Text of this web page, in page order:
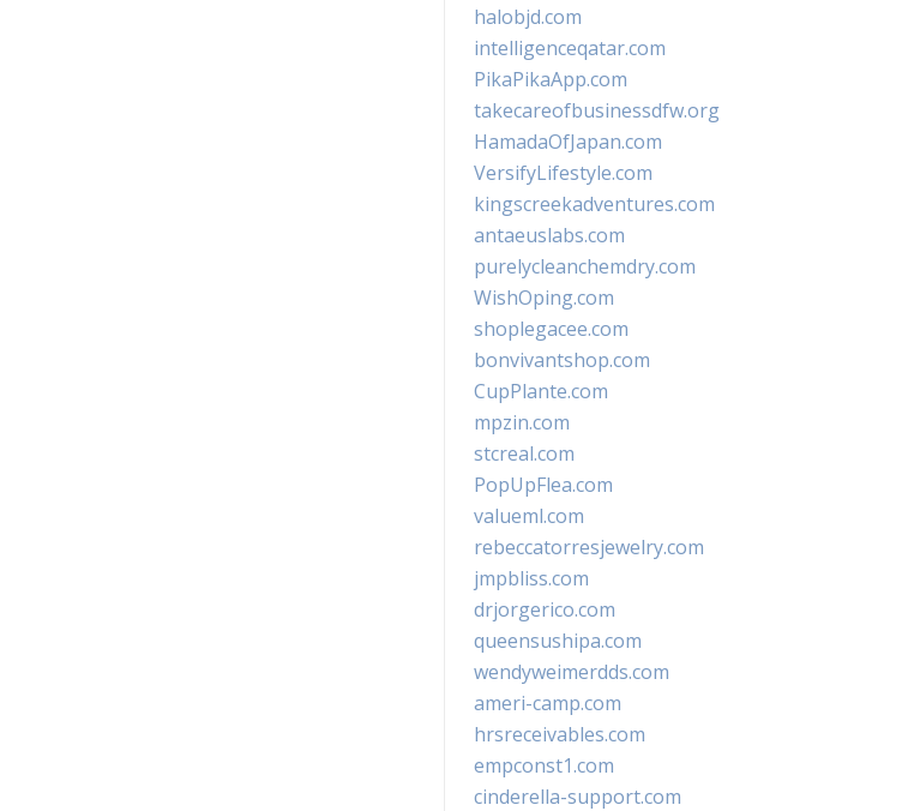
halobjd.com
intelligenceqatar.com
PikaPikaApp.com
takecareofbusinessdfw.org
HamadaOfJapan.com
VersifyLifestyle.com
kingscreekadventures.com
antaeuslabs.com
purelycleanchemdry.com
WishOping.com
shoplegacee.com
bonvivantshop.com
CupPlante.com
mpzin.com
stcreal.com
PopUpFlea.com
valueml.com
rebeccatorresjewelry.com
jmpbliss.com
drjorgerico.com
queensushipa.com
wendyweimerdds.com
ameri-camp.com
hrsreceivables.com
empconst1.com
cinderella-support.com